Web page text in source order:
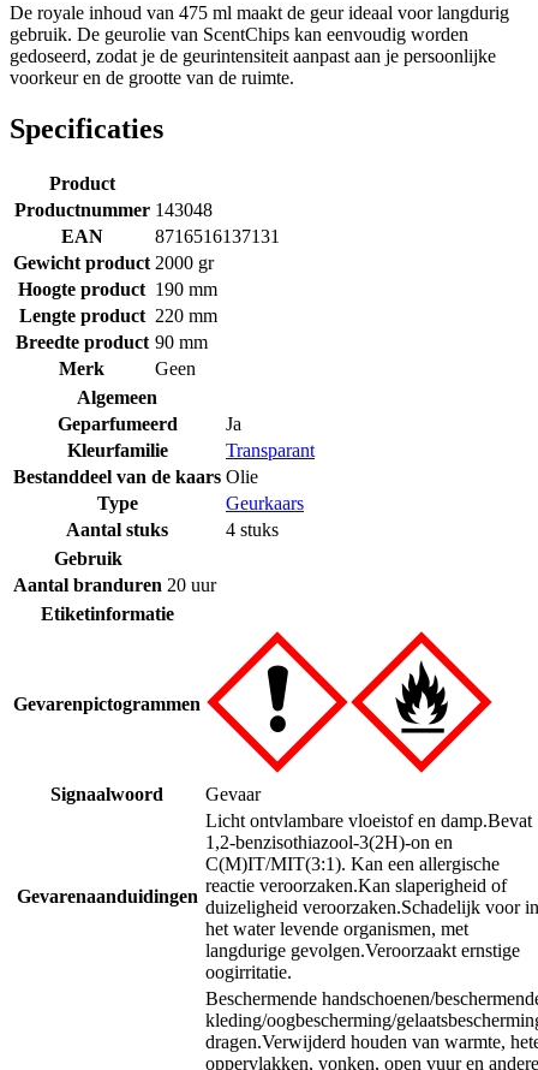
De royale inhoud van 475 ml maakt de geur ideaal voor langdurig
gebruik. De geurolie van ScentChips kan eenvoudig worden
gedoseerd, zodat je de geurintensiteit aanpast aan je persoonlijke
voorkeur en de grootte van de ruimte.
Specificaties
Product
Productnummer 143048
EAN
8716516137131
Gewicht product 2000 gr
Hoogte product 190 mm
Lengte product 220 mm
Breedte product 90 mm
Merk
Geen
Algemeen
Geparfumeerd
Ja
Kleurfamilie
Transparant
Bestanddeel van de kaars Olie
Type
Geurkaars
Aantal stuks
4 stuks
Gebruik
Aantal branduren 20 uur
Etiketinformatie
Gevarenpictogrammen
Signaalwoord Gevaar
Gevarenaanduidingen
Licht ontvlambare vloeistof en damp.Bevat
1,2-benzisothiazool-3(2H)-on en
C(M)IT/MIT(3:1). Kan een allergische
reactie veroorzaken.Kan slaperigheid of
duizeligheid veroorzaken.Schadelijk voor in
het water levende organismen, met
langdurige gevolgen.Veroorzaakt ernstige
oogirritatie.
Beschermende handschoenen/
kleding/oogbescherming/
dragen.Verwijderd houden van warmte,
oppervlakken, vonken, open vuur en andere